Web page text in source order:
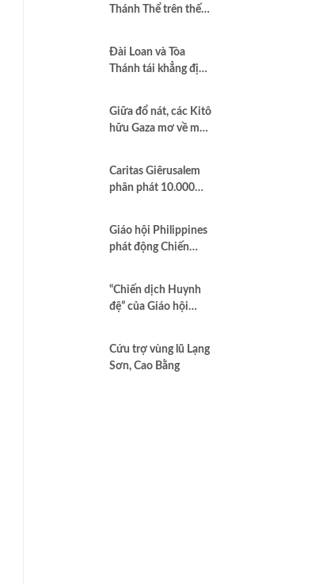
Thánh Thể trên thế
Đài Loan và Tòa
Thánh tái khẳng định
hòa bình và dân chủ
Giữa đổ nát, các Kitô
hữu Gaza mơ về một
Caritas Giêrusalem
phân phát 10.000
tại Dải Gaza
Giáo hội Philippines
phát động Chiến
chống tham nhũng
và cầu nguyện cho
quốc gia
“Chiến dịch Huynh
đệ” của Giáo hội
cao nhất của Bác ái
Cứu trợ vùng lũ Lạng
Sơn, Cao Bằng